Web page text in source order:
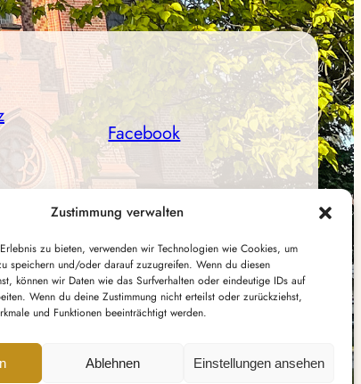
Zustimmung verwalten
zu bieten, verwenden wir Technologien wie Cookies, um
speichern und/oder darauf zuzugreifen. Wenn du diesen
können wir Daten wie das Surfverhalten oder eindeutige IDs auf
Wenn du deine Zustimmung nicht erteilst oder zurückziehst,
und Funktionen beeinträchtigt werden.
Ablehnen Einstellungen ansehen
Facebook
Instagram